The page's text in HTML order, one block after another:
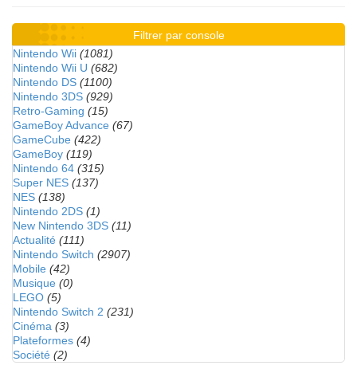
Filtrer par console
Nintendo Wii (1081)
Nintendo Wii U (682)
Nintendo DS (1100)
Nintendo 3DS (929)
Retro-Gaming (15)
GameBoy Advance (67)
GameCube (422)
GameBoy (119)
Nintendo 64 (315)
Super NES (137)
NES (138)
Nintendo 2DS (1)
New Nintendo 3DS (11)
Actualité (111)
Nintendo Switch (2907)
Mobile (42)
Musique (0)
LEGO (5)
Nintendo Switch 2 (231)
Cinéma (3)
Plateformes (4)
Société (2)